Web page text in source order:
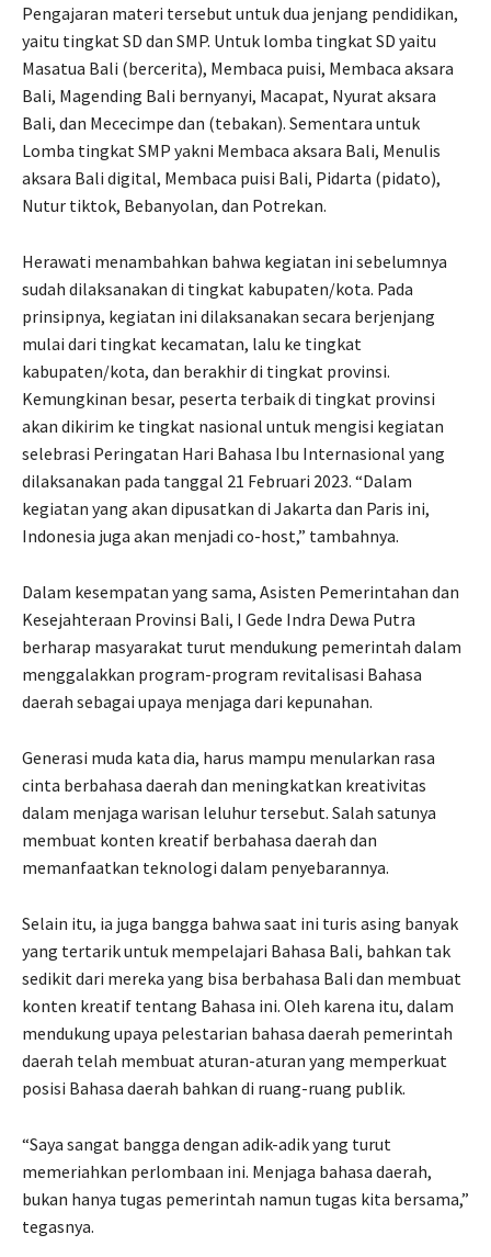
Pengajaran materi tersebut untuk dua jenjang pendidikan,
yaitu tingkat SD dan SMP. Untuk lomba tingkat SD yaitu
Masatua Bali (bercerita), Membaca puisi, Membaca aksara
Bali, Magending Bali bernyanyi, Macapat, Nyurat aksara
Bali, dan Mececimpe dan (tebakan). Sementara untuk
Lomba tingkat SMP yakni Membaca aksara Bali, Menulis
aksara Bali digital, Membaca puisi Bali, Pidarta (pidato),
Nutur tiktok, Bebanyolan, dan Potrekan.
Herawati menambahkan bahwa kegiatan ini sebelumnya
sudah dilaksanakan di tingkat kabupaten/kota. Pada
prinsipnya, kegiatan ini dilaksanakan secara berjenjang
mulai dari tingkat kecamatan, lalu ke tingkat
kabupaten/kota, dan berakhir di tingkat provinsi.
Kemungkinan besar, peserta terbaik di tingkat provinsi
akan dikirim ke tingkat nasional untuk mengisi kegiatan
selebrasi Peringatan Hari Bahasa Ibu Internasional yang
dilaksanakan pada tanggal 21 Februari 2023. “Dalam
kegiatan yang akan dipusatkan di Jakarta dan Paris ini,
Indonesia juga akan menjadi co-host,” tambahnya.
Dalam kesempatan yang sama, Asisten Pemerintahan dan
Kesejahteraan Provinsi Bali, I Gede Indra Dewa Putra
berharap masyarakat turut mendukung pemerintah dalam
menggalakkan program-program revitalisasi Bahasa
daerah sebagai upaya menjaga dari kepunahan.
Generasi muda kata dia, harus mampu menularkan rasa
cinta berbahasa daerah dan meningkatkan kreativitas
dalam menjaga warisan leluhur tersebut. Salah satunya
membuat konten kreatif berbahasa daerah dan
memanfaatkan teknologi dalam penyebarannya.
Selain itu, ia juga bangga bahwa saat ini turis asing banyak
yang tertarik untuk mempelajari Bahasa Bali, bahkan tak
sedikit dari mereka yang bisa berbahasa Bali dan membuat
konten kreatif tentang Bahasa ini. Oleh karena itu, dalam
mendukung upaya pelestarian bahasa daerah pemerintah
daerah telah membuat aturan-aturan yang memperkuat
posisi Bahasa daerah bahkan di ruang-ruang publik.
“Saya sangat bangga dengan adik-adik yang turut
memeriahkan perlombaan ini. Menjaga bahasa daerah,
bukan hanya tugas pemerintah namun tugas kita bersama,”
tegasnya.